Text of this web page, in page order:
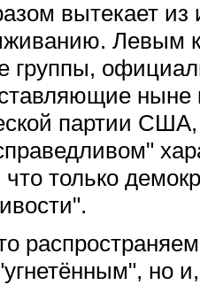
вытекает из
Левым
группы,
ныне
партии
только
но